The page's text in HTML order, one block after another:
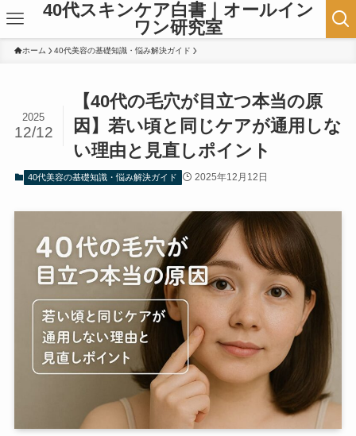
40代スキンケア白書｜オールイン
ワン研究室
ホーム 40代美容の基礎知識・悩み解決ガイド
【40代の毛穴が目立つ本当の原
因】若い頃と同じケアが通用しな
い理由と見直しポイント
2025
12/12
40代美容の基礎知識・悩み解決ガイド 2025年12月12日